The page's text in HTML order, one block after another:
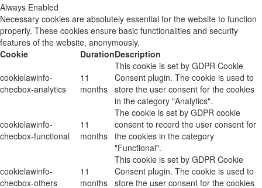
Always Enabled
Necessary cookies are absolutely essential for the website to function
properly. These cookies ensure basic functionalities and security
features of the website, anonymously.
Cookie
DurationDescription
cookielawinfo-
checbox-analytics
11
months
This cookie is set by GDPR Cookie
Consent plugin. The cookie is used to
store the user consent for the cookies
in the category "Analytics".
cookielawinfo-
checbox-functional
11
months
The cookie is set by GDPR cookie
consent to record the user consent for
the cookies in the category
"Functional".
cookielawinfo-
checbox-others
11
months
This cookie is set by GDPR Cookie
Consent plugin. The cookie is used to
store the user consent for the cookies